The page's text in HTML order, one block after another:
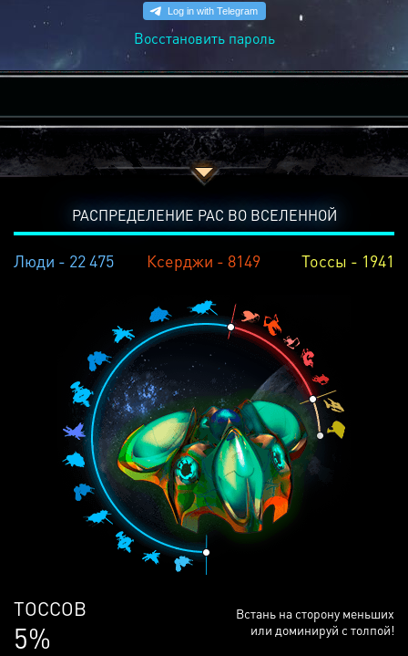
Восстановить пароль
РАСПРЕДЕЛЕНИЕ РАС ВО ВСЕЛЕННОЙ
Люди - 22 475 Ксерджи - 8149 Тоссы - 1941
ЛЮДЕЙ
69%
Встань на сторону меньших
или доминируй с толпой!